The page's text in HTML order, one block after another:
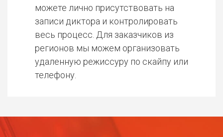
можете лично присутствовать на
записи диктора и контролировать
весь процесс. Для заказчиков из
регионов мы можем организовать
удаленную режиссуру по скайпу или
телефону.